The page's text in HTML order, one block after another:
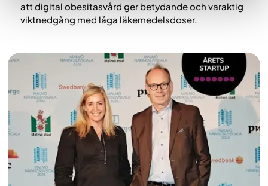
att digital obesitasvård ger betydande och varaktig
viktnedgång med låga läkemedelsdoser.